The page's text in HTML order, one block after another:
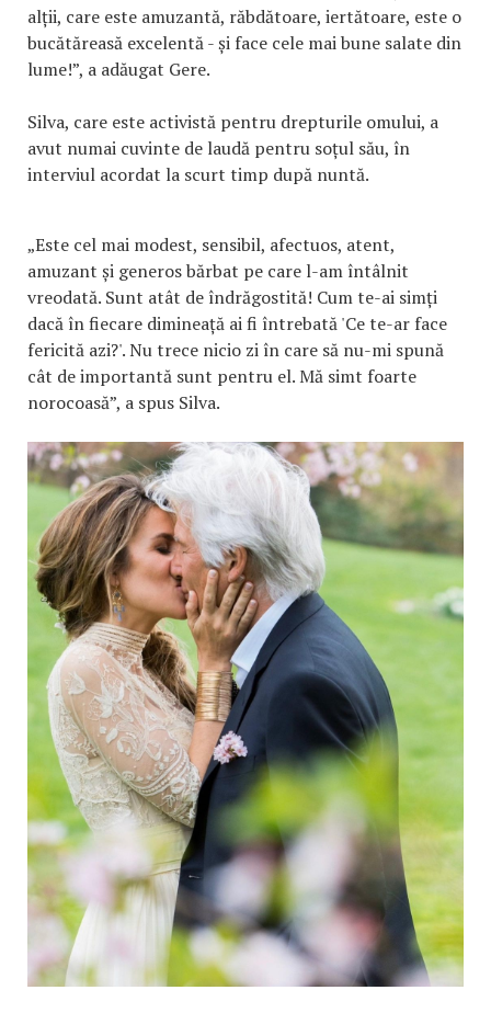
alții, care este amuzantă, răbdătoare, iertătoare, este o
bucătăreasă excelentă - și face cele mai bune salate din
lume!”, a adăugat Gere.
Silva, care este activistă pentru drepturile omului, a
avut numai cuvinte de laudă pentru soțul său, în
interviul acordat la scurt timp după nuntă.
„Este cel mai modest, sensibil, afectuos, atent,
amuzant și generos bărbat pe care l-am întâlnit
vreodată. Sunt atât de îndrăgostită! Cum te-ai simți
dacă în fiecare dimineață ai fi întrebată 'Ce te-ar face
fericită azi?'. Nu trece nicio zi în care să nu-mi spună
cât de importantă sunt pentru el. Mă simt foarte
norocoasă”, a spus Silva.